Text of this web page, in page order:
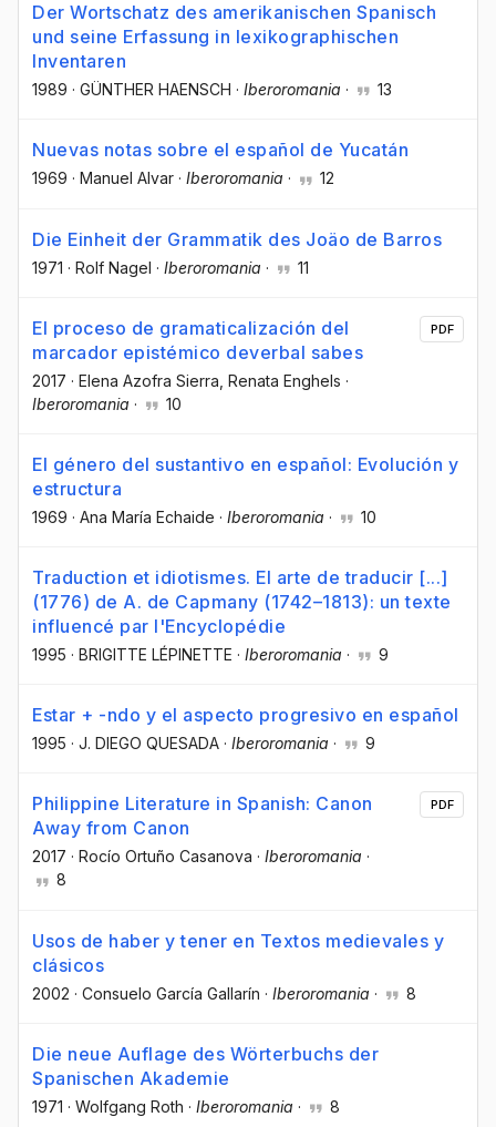
Der Wortschatz des amerikanischen Spanisch
und seine Erfassung in lexikographischen
Inventaren
1989 · GÜNTHER HAENSCH · Iberoromania · 13
Nuevas notas sobre el español de Yucatán
1969 · Manuel Alvar · Iberoromania · 12
Die Einheit der Grammatik des Joäo de Barros
1971 · Rolf Nagel · Iberoromania · 11
El proceso de gramaticalización del
marcador epistémico deverbal sabes
2017 · Elena Azofra Sierra , Renata Enghels ·
Iberoromania · 10
PDF
El género del sustantivo en español: Evolución y
estructura
1969 · Ana María Echaide · Iberoromania · 10
Traduction et idiotismes. El arte de traducir [...]
(1776) de A. de Capmany (1742–1813): un texte
influencé par l'Encyclopédie
1995 · BRIGITTE LÉPINETTE · Iberoromania · 9
Estar + -ndo y el aspecto progresivo en español
1995 · J. DIEGO QUESADA · Iberoromania · 9
Philippine Literature in Spanish: Canon
Away from Canon
2017 · Rocío Ortuño Casanova · Iberoromania ·
8
PDF
Usos de haber y tener en Textos medievales y
clásicos
2002 · Consuelo García Gallarín · Iberoromania · 8
Die neue Auflage des Wörterbuchs der
Spanischen Akademie
1971 · Wolfgang Roth · Iberoromania · 8